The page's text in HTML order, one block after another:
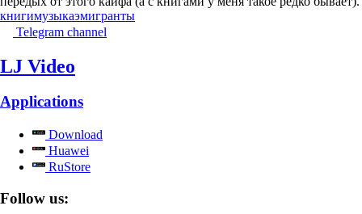
книгимузыкаэмигранты
Telegram channel
LJ Video
Applications
Download
Huawei
RuStore
Follow us: